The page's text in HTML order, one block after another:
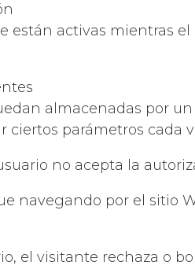
están activas mientras
almacenadas por
ciertos parámetros cada
no acepta la
navegando por el sitio
el visitante rechaza o